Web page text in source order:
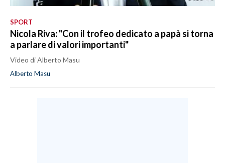
SPORT
Nicola Riva: "Con il trofeo dedicato a papà si torna
a parlare di valori importanti"
Video di Alberto Masu
Alberto Masu